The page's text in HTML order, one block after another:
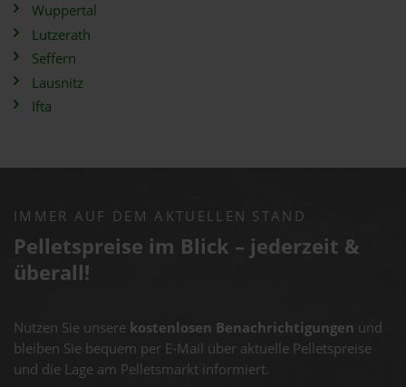
Wuppertal
Lutzerath
Seffern
Lausnitz
Ifta
IMMER AUF DEM AKTUELLEN STAND
Pelletspreise im Blick – jederzeit &
überall!
Nutzen Sie unsere kostenlosen Benachrichtigungen und
bleiben Sie bequem per E-Mail über aktuelle Pelletspreise
und die Lage am Pelletsmarkt informiert.